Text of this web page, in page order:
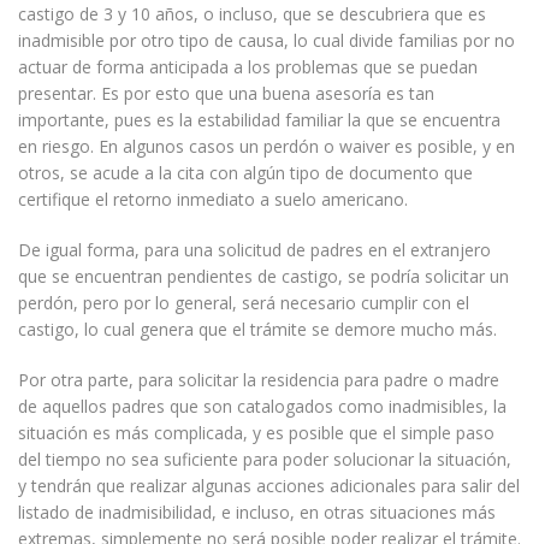
castigo de 3 y 10 años, o incluso, que se descubriera que es
inadmisible por otro tipo de causa, lo cual divide familias por no
actuar de forma anticipada a los problemas que se puedan
presentar. Es por esto que una buena asesoría es tan
importante, pues es la estabilidad familiar la que se encuentra
en riesgo. En algunos casos un perdón o waiver es posible, y en
otros, se acude a la cita con algún tipo de documento que
certifique el retorno inmediato a suelo americano.
De igual forma, para una solicitud de padres en el extranjero
que se encuentran pendientes de castigo, se podría solicitar un
perdón, pero por lo general, será necesario cumplir con el
castigo, lo cual genera que el trámite se demore mucho más.
Por otra parte, para solicitar la residencia para padre o madre
de aquellos padres que son catalogados como inadmisibles, la
situación es más complicada, y es posible que el simple paso
del tiempo no sea suficiente para poder solucionar la situación,
y tendrán que realizar algunas acciones adicionales para salir del
listado de inadmisibilidad, e incluso, en otras situaciones más
extremas, simplemente no será posible poder realizar el trámite.